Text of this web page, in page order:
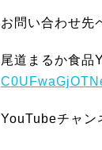
お問い合わせ先
尾道まるか食品
YouTubeチャン